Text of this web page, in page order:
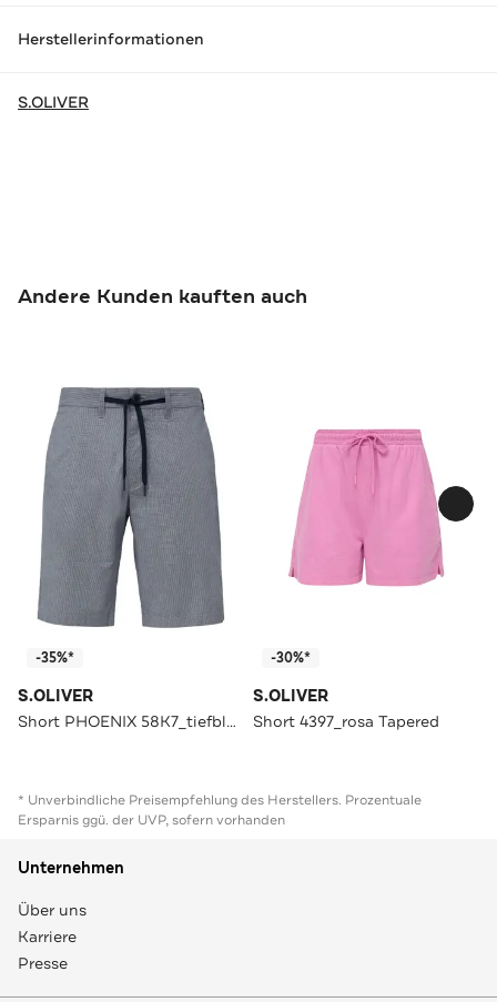
Herstellerinformationen
S.OLIVER
Andere Kunden kauften auch
-35%*
S.OLIVER
Short PHOENIX 58K7_tiefblau Tapered
-30%*
S.OLIVER
Short 4397_rosa Tapered
* Unverbindliche Preisempfehlung des Herstellers. Prozentuale
Ersparnis ggü. der UVP, sofern vorhanden
Unternehmen
Über uns
Karriere
Presse